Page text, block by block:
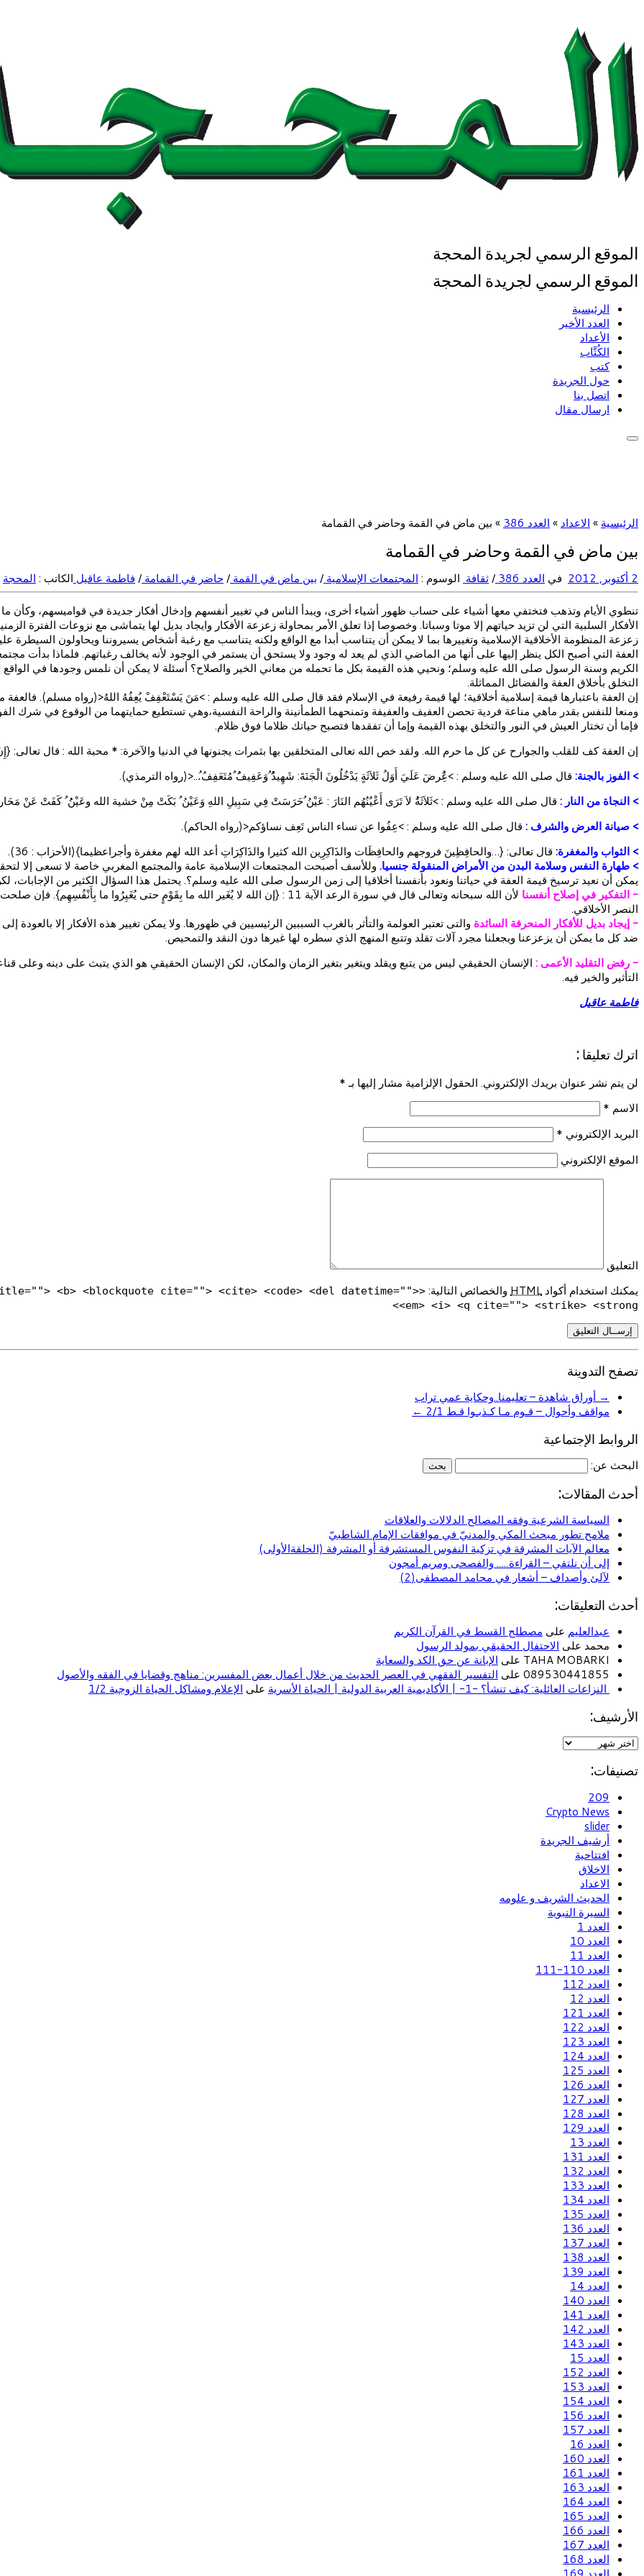
الموقع الرسمي لجريدة المحجة
الموقع الرسمي لجريدة المحجة
الرئيسية
العدد الأخير
الأعداد
الكُتَّاب
كتب
حول الجريدة
اتصل بنا
ارسال مقال
الرئيسية » الاعداد » العدد 386 » بين ماض في القمة وحاضر في القمامة
بين ماض في القمة وحاضر في القمامة
2 أكتوبر, 2012 في العدد 386 /ثقافة الوسوم : المجتمعات الإسلامية / بين ماض في القمة /حاضر في القمامة / فاطمة عاقيل الكاتب : المحجة
تنطوي الأيام وتذهب فتختفي معها أشياء على حساب ظهور أشياء أخرى، ويبدأ الناس في تغيير أنفسهم وإدخال أفكار جديدة في قواميسهم، وكأن
الأفكار السلبية التي لن تزيد حياتهم إلا موتا وسباتا. وخصوصا إذا تعلق الأمر بمحاولة زعزعة الأفكار وايجاد بديل لها يتماشى مع نزوعات الفترة
زعزعة المنظومة الأخلاقية الإسلامية وتغييرها بما لا يمكن أن يتناسب أبدا مع الواقع ولكنه يتناسب مع رغبة أشخاص يسيروننا ويحاولون
العفة التي أصبح الكل ينظر إليها على أنها من الماضي الذي لم يعد له وجود ولا يستحق أن يستمر في الوجود لأنه يخالف رغباتهم. فلماذا بدأت
الكريم وسنة الرسول صلى الله عليه وسلم؛ ونحيي هذه القيمة بكل ما تحمله من معاني الخير والصلاح؟ أسئلة لا يمكن أن نلمس وجودها في الواقع إلا
التخلق بأخلاق العفة والفضائل المماثلة.
إن العفة باعتبارها قيمة إسلامية أخلاقية؛ لها قيمة رفيعة في الإسلام فقد قال صلى الله عليه وسلم : >مَنَ يَسْتَعْفِفْ يُعِفُهُ اللهُ<(رواه مسلم).
ومنعا للنفس بقدر ماهي مناعة فردية تحصن العفيف والعفيفة وتمنحهما الطمأنينة والراحة النفسية،وهي تستطيع حمايتهما من الوقوع في شرك
فإما أن تختار العيش في النور والتخلق بهذه القيمة وإما أن تفقدها فتصبح حياتك ظلاما فوق ظلام.
إن العفة كف للقلب والجوارح عن كل ما حرم الله. ولقد خص الله تعالى المتخلقين بها بثمرات يجنونها في الدنيا والآخرة: * محبة الله : قال تعالى: {إِنَ
> الفوز بالجنة: قال صلى الله عليه وسلم : >عََُِرضَ عَلَيَ أَوَلُ ثَلاَثَةٍ يَدْخُلُونَ الْجَنَةَ: شَهِيدُُُُ ُوَعَفِيفُُ ُمُتَعَفِفُ.ُ..<(رواه الترمذي).
> النجاة من النار : قال صلى الله عليه وسلم : >ثَلاَثَةُُ لاَ تَرَى أَعْيُنُهُم النَارَ : عَيْنُ ُحَرَسَتْ فِي سَبِيلِ اللهِ وَعَيْنُ ُ بَكَتْ مِنْ خشية الله وعَيْنُُ ُ كَفَتْ عَنْ
> صيانة العرض والشرف : قال صلى الله عليه وسلم : >عِفُوا عن نساء الناس تَعِف نساؤكم<(رواه الحاكم).
> الثواب والمغفرة: قال تعالى: {…والحافِظِينَ فروجهم والحافِظَات والذَاكِرِين الله كثيرا والذَاكِرَاتِ أعد الله لهم مغفرة وأجراعظيما}(الأحزاب : 36).
> طهارة النفس وسلامة البدن من الأمراض المنقولة جنسيا. وللأسف أصبحت المجتمعات الإسلامية عامة والمجتمع المغربي خاصة لا تسعى إلا
يمكن أن نعيد ترسيخ قيمة العفة في حياتنا ونعود بأنفسنا أخلاقيا إلى زمن الرسول صلى الله عليه وسلم؟. يحتمل هذا السؤال الكثير من الإجابات،
- التفكير في إصلاح أنفسنا
لأن الله سبحانه وتعالى قال في سورة الرعد الآية 11 : {إن الله لا يُغَير الله ما بِقَوْمٍ حتى
النصر الأخلاقي.
- إيجاد بديل للأفكار المنحرفة السائدة والتى تعتبر العولمة والتأثر بالغرب السببين الرئيسيين في ظهورها. ولا يمكن تغيير هذه الأفكار إلا بالعودة
ضد كل ما يمكن أن يزعزعنا ويجعلنا مجرد آلات تقلد وتتبع المنهج الذي سطره لها غيرها دون النقد والتمحيص.
- رفض التقليد الأعمى : الإنسان الحقيقي ليس من يتبع ويقلد ويتغير بتغير الزمان والمكان، لكن الإنسان الحقيقي هو الذي يتبث على دينه وعلى
التأثير والخير فيه.
فاطمة عاقيل
اترك تعليقا :
لن يتم نشر عنوان بريدك الإلكتروني. الحقول الإلزامية مشار إليها بـ*
الاسم *
البريد الإلكتروني *
الموقع الإلكتروني
التعليق
يمكنك استخدام أكواد HTML والخصائص التالية:
<b> <blockquote cite=""> <cite> <code> <del datetime="">
<em> <i> <q cite=""> <strike> <strong>
تصفح التدوينة
→ أوراق شاهدة – تعليمنا..وحكاية عمي تراب
مواقف وأحوال – قـوم مـا كـذبـوا قـط 2/1
←
الروابط الإجتماعية
البحث عن:
أحدث المقالات:
السياسة الشرعية وفقه المصالح الدلالات والعلاقات
ملامح تطور مبحث المكي والمدنيّ في موافقات الإمام الشاطبيّ
معالم الآيات المشرقة في تزكية النفوس المستشرفة أو المشرفة (الحلقةالأولى)
إلى أن نلتقي – القراءة….. والفصحى ومريم أمجون
لآلئ وأصداف – أشعار في محامد المصطفى(2)
أحدث التعليقات:
عبدالعليم على مصطلح القسط في القرآن الكريم
محمد على الاحتفال الحقيقي بمولد الرسول
TAHA MOBARKI على
الإبانة عن حق الكد والسعاية
089530441855 على
التفسير الفقهي في العصر الحديث من خلال أعمال بعض المفسرين: مناهج وقضايا في الفقه والأصول
النزاعات العائلية: كيف تنشأ؟ -1- | الأكاديمية العربية الدولية | الحياة الأسرية
على الإعلام ومشاكل الحياة الزوجية 1/2
الأرشيف:
تصنيفات:
209
Crypto News
slider
أرشيف الجريدة
افتتاحية
الاخلاق
الاعداد
الحديث الشريف و علومه
السيرة النبوية
العدد 1
العدد 10
العدد 11
العدد 110-111
العدد 112
العدد 12
العدد 121
العدد 122
العدد 123
العدد 124
العدد 125
العدد 126
العدد 127
العدد 128
العدد 129
العدد 13
العدد 131
العدد 132
العدد 133
العدد 134
العدد 135
العدد 136
العدد 137
العدد 138
العدد 139
العدد 14
العدد 140
العدد 141
العدد 142
العدد 143
العدد 15
العدد 152
العدد 153
العدد 154
العدد 156
العدد 157
العدد 16
العدد 160
العدد 161
العدد 163
العدد 164
العدد 165
العدد 166
العدد 167
العدد 168